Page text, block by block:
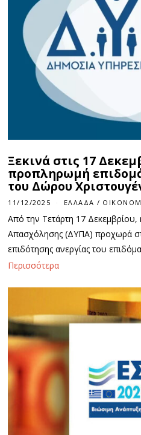
Ξεκινά στις 17
προπληρωμή
του Δώρου
11/12/2025
/
2
/
2
0
ΕΛΛΆΔΑ /
Από την Τετάρτη 17
Απασχόλησης (ΔΥΠΑ) προχωρά
επιδότησης ανεργίας του
Περισσότερα